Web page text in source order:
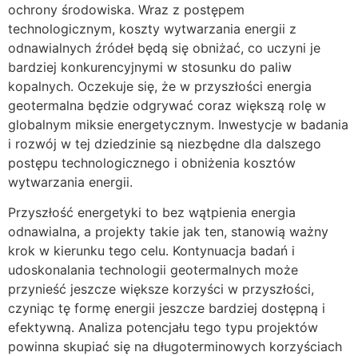
ochrony środowiska. Wraz z postępem
technologicznym, koszty wytwarzania energii z
odnawialnych źródeł będą się obniżać, co uczyni je
bardziej konkurencyjnymi w stosunku do paliw
kopalnych. Oczekuje się, że w przyszłości energia
geotermalna będzie odgrywać coraz większą rolę w
globalnym miksie energetycznym. Inwestycje w badania
i rozwój w tej dziedzinie są niezbędne dla dalszego
postępu technologicznego i obniżenia kosztów
wytwarzania energii.
Przyszłość energetyki to bez wątpienia energia
odnawialna, a projekty takie jak ten, stanowią ważny
krok w kierunku tego celu. Kontynuacja badań i
udoskonalania technologii geotermalnych może
przynieść jeszcze większe korzyści w przyszłości,
czyniąc tę formę energii jeszcze bardziej dostępną i
efektywną. Analiza potencjału tego typu projektów
powinna skupiać się na długoterminowych korzyściach